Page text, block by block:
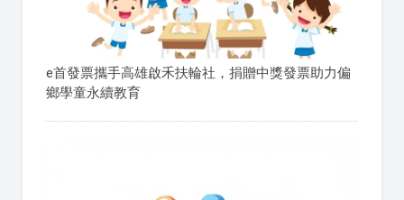
e首發票攜手高雄啟禾扶輪社，捐贈中獎發票助力偏
鄉學童永續教育